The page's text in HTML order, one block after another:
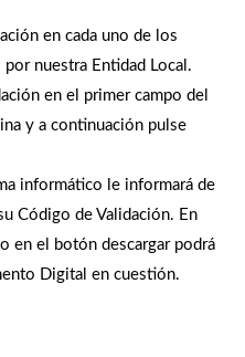
en cada uno de los
nuestra Entidad Local.
en el primer campo del
y a continuación pulse
informático le informará de
Código de Validación. En
en el botón descargar podrá
Digital en cuestión.